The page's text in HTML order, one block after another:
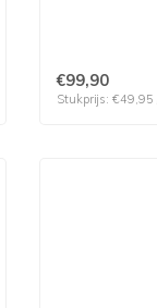
€99,90
Stukprijs: €49,95